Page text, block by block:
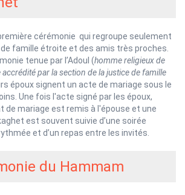
cérémonie qui regroupe seulement
famille étroite et des amis très proches.
tenue par l’Adoul (homme religieux de
par la section de la justice de famille
époux signent un acte de mariage sous le
Une fois l'acte signé par les époux,
de mariage est remis à l'épouse et une
est souvent suivie d’une soirée
et d’un repas entre les invités.
du Hammam